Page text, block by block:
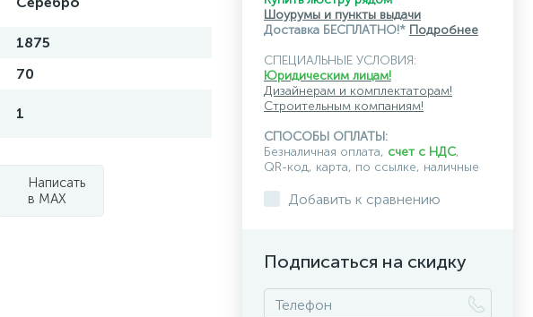
1875
70
1
Написать
в MAX
Шоурумы и пункты выдачи
Доставка БЕСПЛАТНО!* Подробнее
СПЕЦИАЛЬНЫЕ УСЛОВИЯ:
Юридическим лицам!
Дизайнерам и комплектаторам!
Строительным компаниям!
СПОСОБЫ ОПЛАТЫ:
Безналичная оплата, счет с НДС,
QR-код, карта, по ссылке, наличные
Добавить к сравнению
Подписаться на скидку